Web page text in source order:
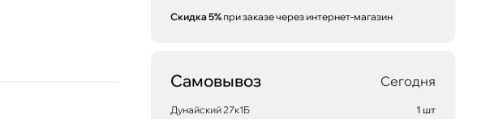
Скидка 5% при заказе через интернет-магазин
Самовывоз Сегодня
Дунайский 27к1Б
1 шт